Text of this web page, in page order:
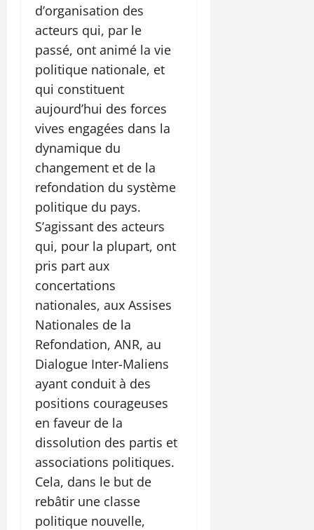
d’organisation des
acteurs qui, par le
passé, ont animé la vie
politique nationale, et
qui constituent
aujourd’hui des forces
vives engagées dans la
dynamique du
changement et de la
refondation du système
politique du pays.
S’agissant des acteurs
qui, pour la plupart, ont
pris part aux
concertations
nationales, aux Assises
Nationales de la
Refondation, ANR, au
Dialogue Inter-Maliens
ayant conduit à des
positions courageuses
en faveur de la
dissolution des partis et
associations politiques.
Cela, dans le but de
rebâtir une classe
politique nouvelle,